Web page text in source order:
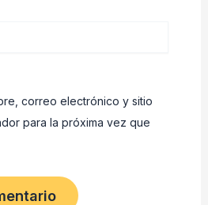
correo electrónico y sitio
para la próxima vez que